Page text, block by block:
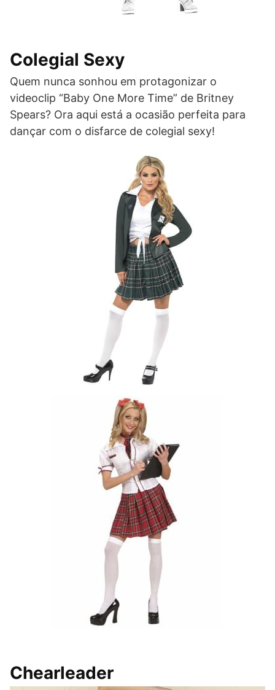
Colegial Sexy
Quem nunca sonhou em protagonizar o
videoclip “Baby One More Time” de Britney
Spears? Ora aqui está a ocasião perfeita para
dançar com o disfarce de colegial sexy!
Chearleader